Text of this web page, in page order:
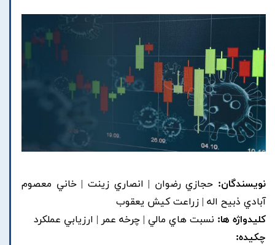
نویسندگان: حجازي رضوان | انصاري زينت | خاني معصوم
آبادي ذبيح اله | زراعت کيش يعقوب
کلیدواژه ها: نسبت هاي مالي | چرخه عمر | ارزيابي عملکرد
چکیده: